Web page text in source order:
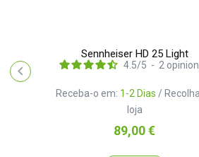
Sennheiser HD 25 Light
Receba-o em: 1-2 Dias /
loja
4.5/5 - 2
Preço
89,00 €